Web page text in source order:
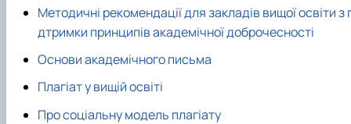
Методичні рекомендації для закладів вищої освіти з
дтримки принципів академічної доброчесності
Основи академічного письма
Плагіат у вищій освіті
Про соціальну модель плагіату